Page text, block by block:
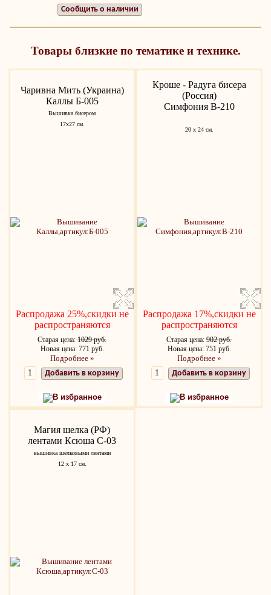
Сообщить о наличии
Товары близкие по тематике и технике.
Чаривна Мить (Украина)
Каллы Б-005
Вышивка бисером
17х27 см.
Распродажа 25%,скидки не
распространяются
Старая цена: 1029 руб.
Новая цена: 771 руб.
Подробнее »
Добавить в корзину
В избранное
Кроше - Радуга бисера
(Россия)
Симфония В-210
20 х 24 см.
Распродажа 17%,скидки не
распространяются
Старая цена: 902 руб.
Новая цена: 751 руб.
Подробнее »
Добавить в корзину
В избранное
Магия шелка (РФ)
лентами Ксюша С-03
вышивка шелковыми лентами
12 х 17 см.